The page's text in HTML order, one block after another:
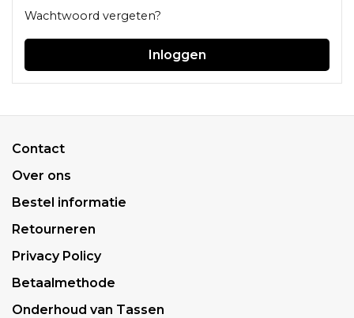
Wachtwoord vergeten?
Inloggen
Contact
Over ons
Bestel informatie
Retourneren
Privacy Policy
Betaalmethode
Onderhoud van Tassen